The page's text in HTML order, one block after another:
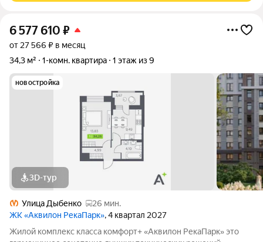
6 577 610 ₽
от 27 566 ₽ в месяц
34,3 м²
1-комн. квартира 1 этаж из 9
новостройка
3D-тур
Улица Дыбенко
26 мин.
ЖК «Аквилон РекаПарк», 4 квартал 2027
Жилой комплекс класса комфорт+ «Аквилон РекаПарк» это